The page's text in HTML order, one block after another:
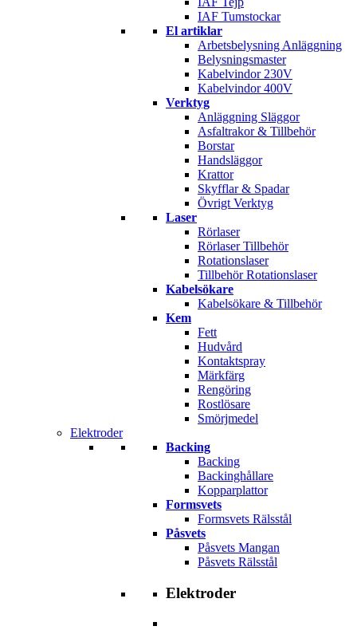
IAF Tumstockar
El artiklar
Arbetsbelysning Anläggning
Belysningsmaster
Kabelvindor 230V
Kabelvindor 400V
Verktyg
Anläggning Släggor
Asfaltrakor & Tillbehör
Borstar
Handsläggor
Krattor
Skyfflar & Spadar
Övrigt Verktyg
Laser
Rörlaser
Rörlaser Tillbehör
Rotationslaser
Tillbehör Rotationslaser
Kabelsökare
Kabelsökare & Tillbehör
Kem
Fett
Hudvård
Kontaktspray
Märkfärg
Rengöring
Rostlösare
Smörjmedel
Elektroder
Backing
Backing
Backinghållare
Kopparplattor
Formsvets
Formsvets Rälsstål
Påsvets
Påsvets Mangan
Påsvets Rälsstål
Elektroder